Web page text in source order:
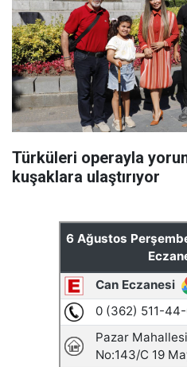
Türküleri operayla
kuşaklara ulaştırıyor